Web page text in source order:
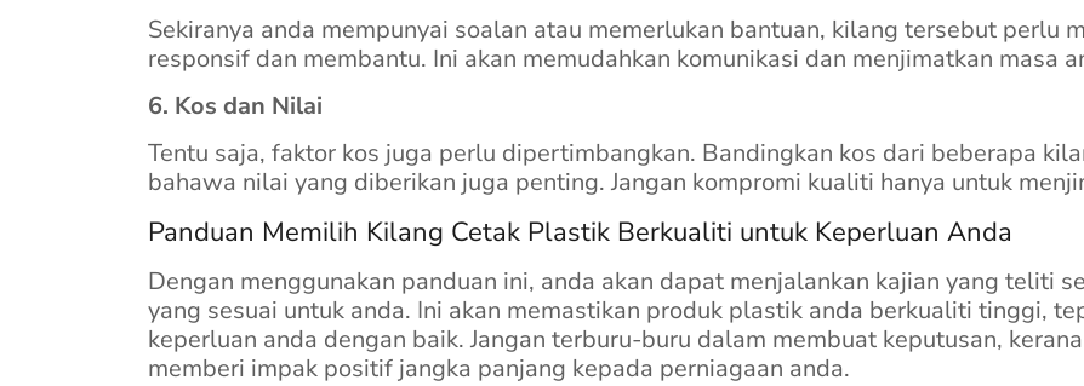
Sekiranya anda mempunyai soalan atau memerlukan bantuan, kilang tersebut perlu
responsif dan membantu. Ini akan memudahkan komunikasi dan menjimatkan masa
6. Kos dan Nilai
Tentu saja, faktor kos juga perlu dipertimbangkan. Bandingkan kos dari beberapa
bahawa nilai yang diberikan juga penting. Jangan kompromi kualiti hanya untuk
Panduan Memilih Kilang Cetak Plastik Berkualiti untuk Keperluan Anda
Dengan menggunakan panduan ini, anda akan dapat menjalankan kajian yang teliti
yang sesuai untuk anda. Ini akan memastikan produk plastik anda berkualiti tinggi,
keperluan anda dengan baik. Jangan terburu-buru dalam membuat keputusan,
memberi impak positif jangka panjang kepada perniagaan anda.